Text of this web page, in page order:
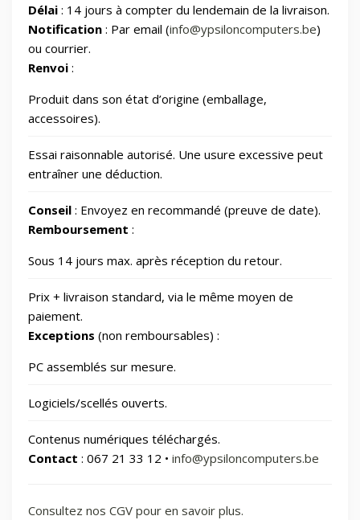
Montres & Rings 100
Outillage
Photos et Caméras 797
Santé et beauté 65
Smart Home/Lighting/Lighting fixtures
Smartphones & Tablets
Vélos & Trottinettes
Délai : 14 jours à compter du lendemain de la livraison.
Notification : Par email (info@ypsiloncomputers.be)
ou courrier.
Renvoi :
Produit dans son état d’origine (emballage,
accessoires).
Essai raisonnable autorisé. Une usure excessive peut
entraîner une déduction.
Conseil : Envoyez en recommandé (preuve de date).
Remboursement :
Sous 14 jours max. après réception du retour.
Prix + livraison standard, via le même moyen de
paiement.
Exceptions (non remboursables) :
PC assemblés sur mesure.
Logiciels/scellés ouverts.
Contenus numériques téléchargés.
Contact : 067 21 33 12 • info@ypsiloncomputers.be
Consultez nos CGV pour en savoir plus.